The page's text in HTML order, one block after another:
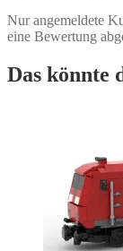
Nur angemeldete
eine Bewertung
Das könnte